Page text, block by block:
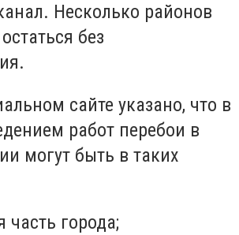
Несколько районов
без
сайте указано, что в
работ перебои в
могут быть в таких
часть города;